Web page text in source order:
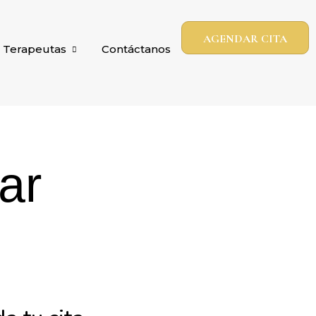
Terapeutas Contáctanos
AGENDAR CITA